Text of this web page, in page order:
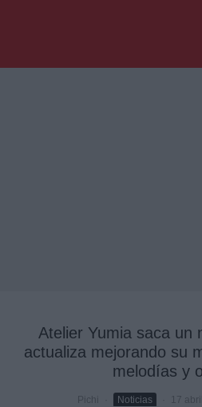
Atelier Yumia saca un
actualiza mejorando su
melodías y
Pichi Noticias 17